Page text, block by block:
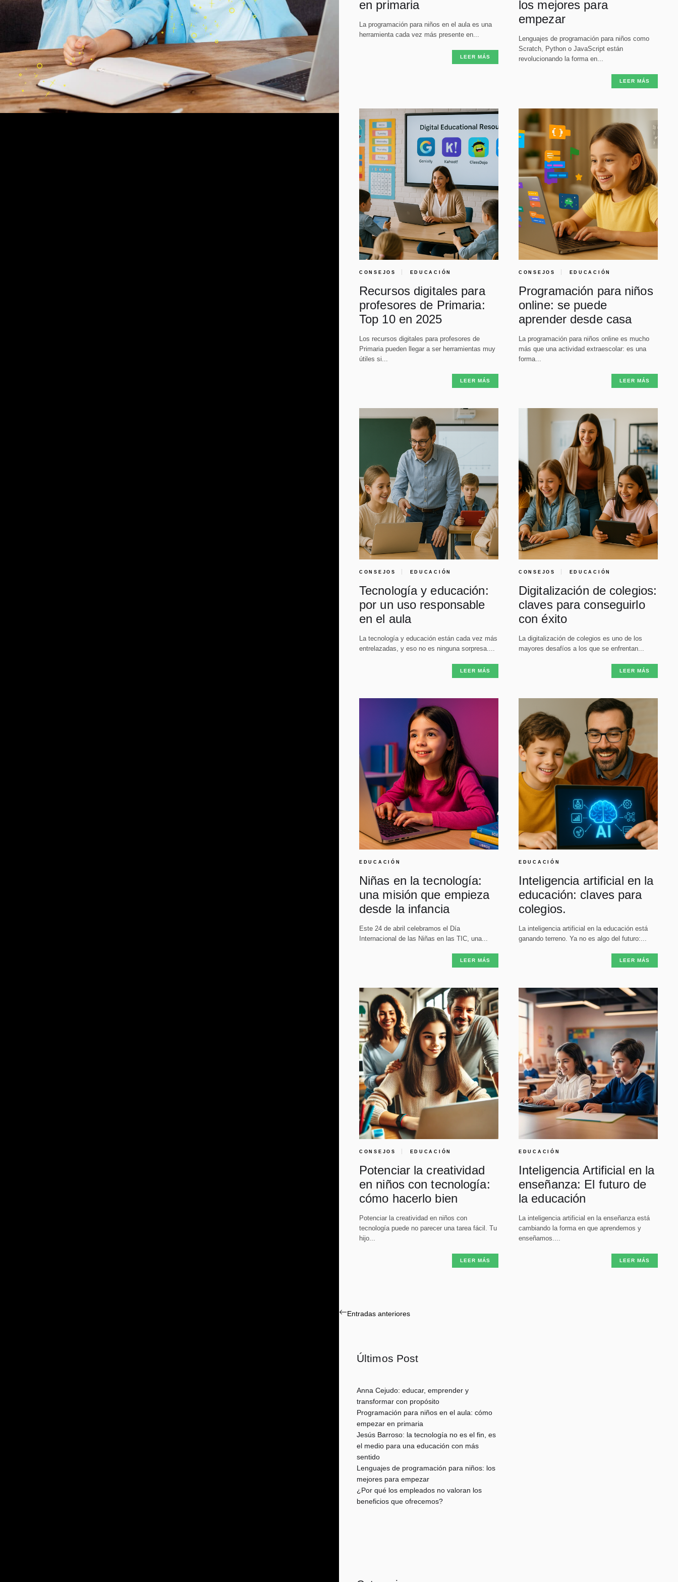
en primaria
La programación para niños en el aula es una
herramienta cada vez más presente en...
LEER MÁS
los mejores para
empezar
Lenguajes de programación para niños como
Scratch, Python o JavaScript están
revolucionando la forma en...
LEER MÁS
CONSEJOS EDUCACIÓN
Recursos digitales para
profesores de Primaria:
Top 10 en 2025
Los recursos digitales para profesores de
Primaria pueden llegar a ser herramientas muy
útiles si...
LEER MÁS
CONSEJOS EDUCACIÓN
Programación para niños
online: se puede
aprender desde casa
La programación para niños online es mucho
más que una actividad extraescolar: es una
forma...
LEER MÁS
CONSEJOS EDUCACIÓN
Tecnología y educación:
por un uso responsable
en el aula
La tecnología y educación están cada vez más
entrelazadas, y eso no es ninguna sorpresa....
LEER MÁS
CONSEJOS EDUCACIÓN
Digitalización de colegios:
claves para conseguirlo
con éxito
La digitalización de colegios es uno de los
mayores desafíos a los que se enfrentan...
LEER MÁS
EDUCACIÓN
Niñas en la tecnología:
una misión que empieza
desde la infancia
Este 24 de abril celebramos el Día
Internacional de las Niñas en las TIC, una...
LEER MÁS
EDUCACIÓN
Inteligencia artificial en la
educación: claves para
colegios.
La inteligencia artificial en la educación está
ganando terreno. Ya no es algo del futuro:...
LEER MÁS
CONSEJOS EDUCACIÓN
Potenciar la creatividad
en niños con tecnología:
cómo hacerlo bien
Potenciar la creatividad en niños con
tecnología puede no parecer una tarea fácil. Tu
hijo...
LEER MÁS
EDUCACIÓN
Inteligencia Artificial en la
enseñanza: El futuro de
la educación
La inteligencia artificial en la enseñanza está
cambiando la forma en que aprendemos y
enseñamos....
LEER MÁS
Navegación
Entradas anteriores
Últimos Post
Anna Cejudo: educar, emprender y
transformar con propósito
Programación para niños en el aula: cómo
empezar en primaria
Jesús Barroso: la tecnología no es el fin, es
el medio para una educación con más
sentido
Lenguajes de programación para niños: los
mejores para empezar
¿Por qué los empleados no valoran los
beneficios que ofrecemos?